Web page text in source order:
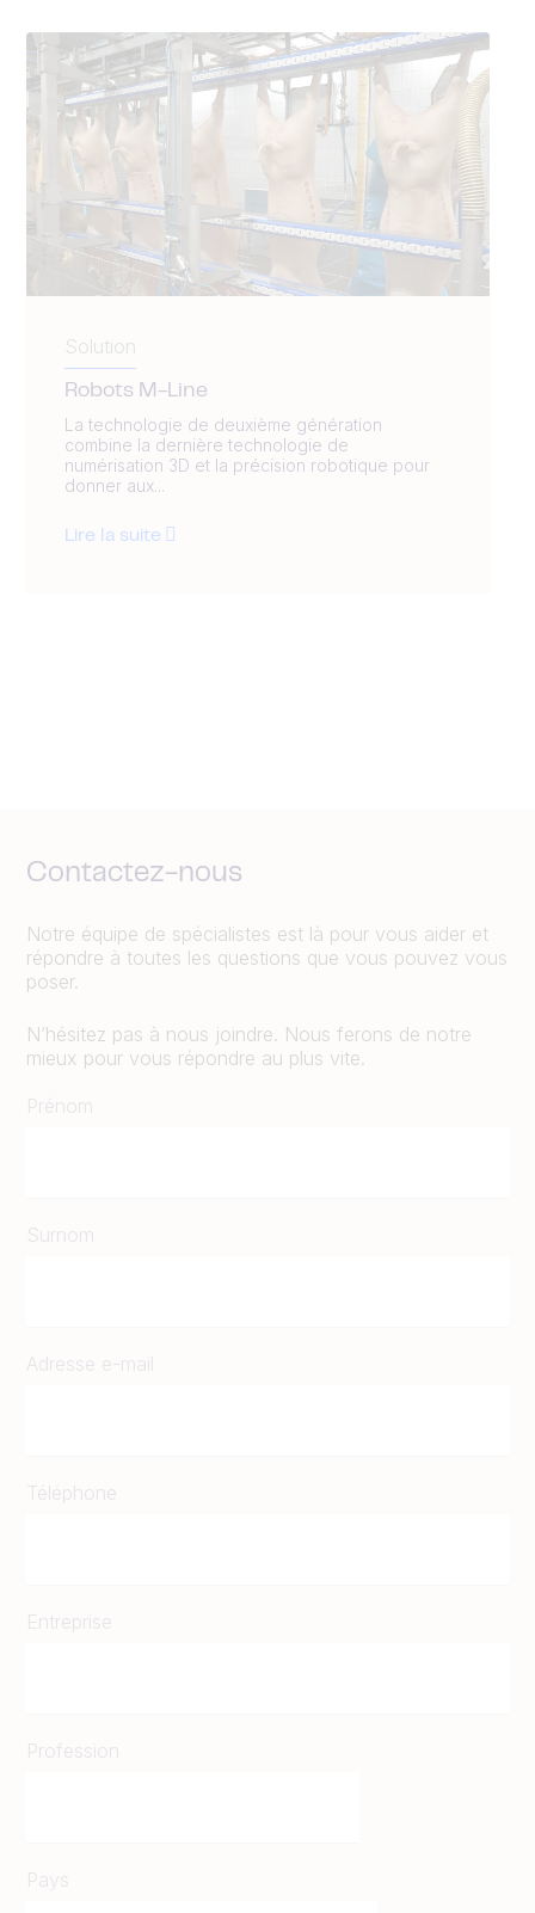
Solution
Robots M-Line
La technologie de deuxième génération
combine la dernière technologie de
numérisation 3D et la précision robotique pour
donner aux...
Lire la suite
Contactez-nous
Notre équipe de spécialistes est là pour vous aider et
répondre à toutes les questions que vous pouvez vous
poser.
N’hésitez pas à nous joindre. Nous ferons de notre
mieux pour vous répondre au plus vite.
Prénom
Surnom
Adresse e-mail
Téléphone
Entreprise
Profession
Pays